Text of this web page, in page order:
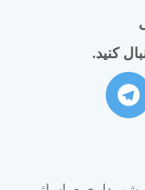
کنید.